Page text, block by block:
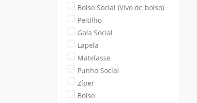
Bolso Social (Vivo de bolso)
Peitilho
Gola Social
Lapela
Matelasse
Punho Social
Zíper
Bolso